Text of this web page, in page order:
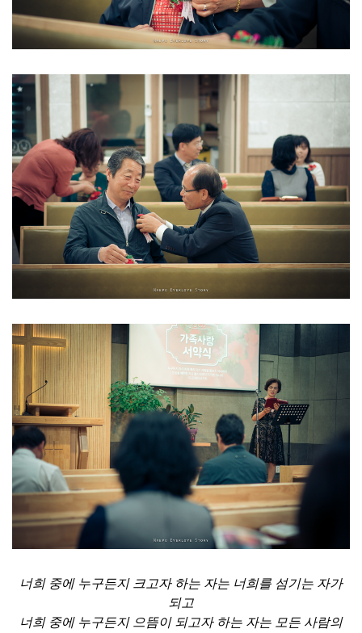
너희 중에 누구든지 크고자 하는 자는 너희를 섬기는 자가
되고
너희 중에 누구든지 으뜸이 되고자 하는 자는 모든 사람의